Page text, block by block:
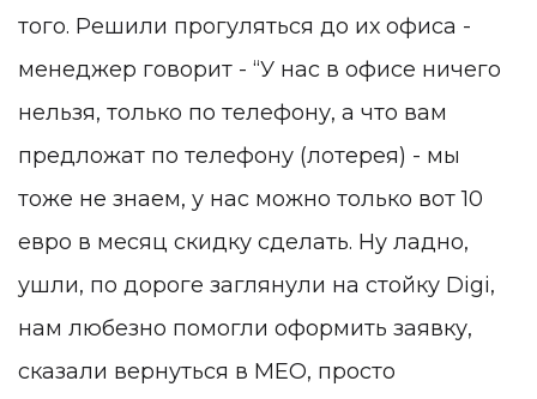
того. Решили прогуляться до их офиса -
менеджер говорит - “У нас в офисе ничего
нельзя, только по телефону, а что вам
предложат по телефону (лотерея) - мы
тоже не знаем, у нас можно только вот 10
евро в месяц скидку сделать. Ну ладно,
ушли, по дороге заглянули на стойку Digi,
нам любезно помогли оформить заявку,
сказали вернуться в MEO, просто